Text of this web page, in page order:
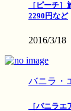
［ピーチ
2290円など
2016/3/18
バニラ・
［バニラ